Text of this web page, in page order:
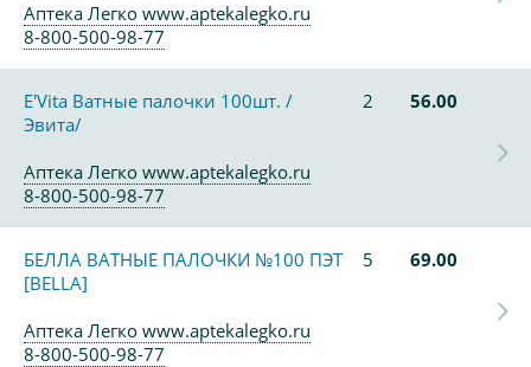
Аптека Легко www.aptekalegko.ru
8-800-500-98-77
E'Vita Ватные палочки 100шт. /
Эвита/
2 56.00
Аптека Легко www.aptekalegko.ru
8-800-500-98-77
БЕЛЛА ВАТНЫЕ ПАЛОЧКИ №100 ПЭТ
[BELLA]
5 69.00
Аптека Легко www.aptekalegko.ru
8-800-500-98-77